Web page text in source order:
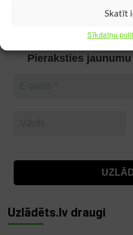
Skatīt
Sīkdatņu
Pieraksties
Uzlādēts.lv draugi